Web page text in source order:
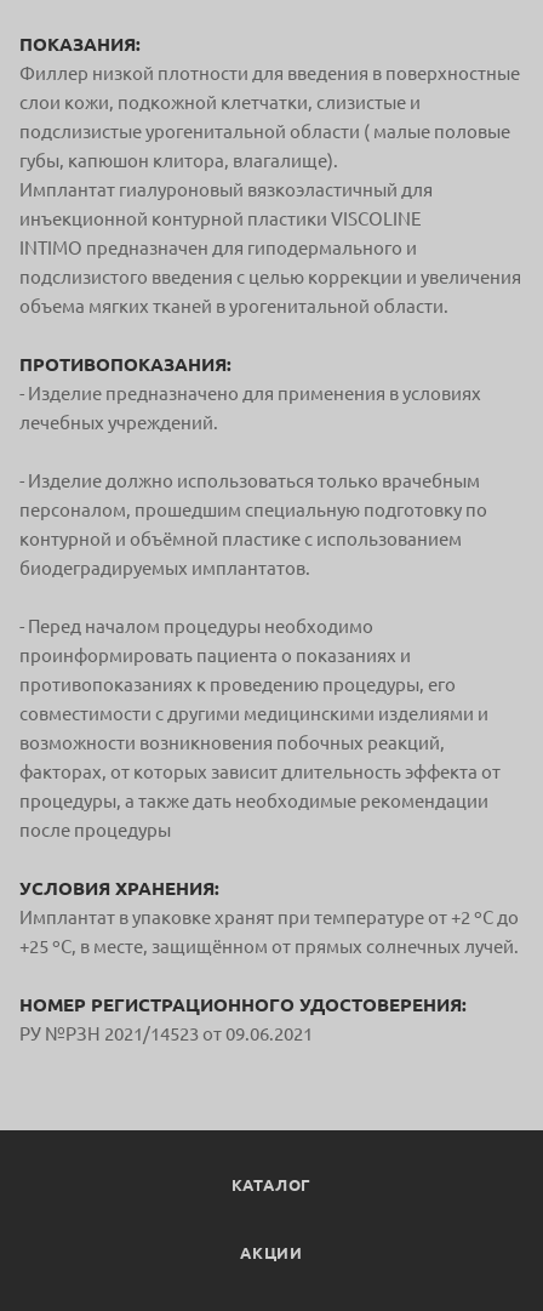
ПОКАЗАНИЯ:
Филлер низкой плотности для введения в поверхностные
слои кожи, подкожной клетчатки, слизистые и
подслизистые урогенитальной области ( малые половые
губы, капюшон клитора, влагалище).
Имплантат гиалуроновый вязкоэластичный для
инъекционной контурной пластики VISCOLINE
INTIMO предназначен для гиподермального и
подслизистого введения с целью коррекции и увеличения
объема мягких тканей в урогенитальной области.
ПРОТИВОПОКАЗАНИЯ:
- Изделие предназначено для применения в условиях
лечебных учреждений.
- Изделие должно использоваться только врачебным
персоналом, прошедшим специальную подготовку по
контурной и объёмной пластике с использованием
биодеградируемых имплантатов.
- Перед началом процедуры необходимо
проинформировать пациента о показаниях и
противопоказаниях к проведению процедуры, его
совместимости с другими медицинскими изделиями и
возможности возникновения побочных реакций,
факторах, от которых зависит длительность эффекта от
процедуры, а также дать необходимые рекомендации
после процедуры
УСЛОВИЯ ХРАНЕНИЯ:
Имплантат в упаковке хранят при температуре от +2 ºС до
+25 ºС, в месте, защищённом от прямых солнечных лучей.
НОМЕР РЕГИСТРАЦИОННОГО УДОСТОВЕРЕНИЯ:
РУ №РЗН 2021/14523 от 09.06.2021
КАТАЛОГ
АКЦИИ